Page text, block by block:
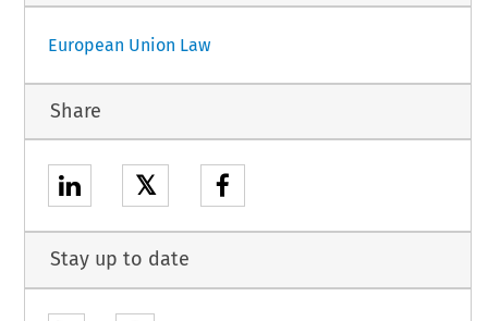
European Union Law
Share
𝕏
Stay up to date